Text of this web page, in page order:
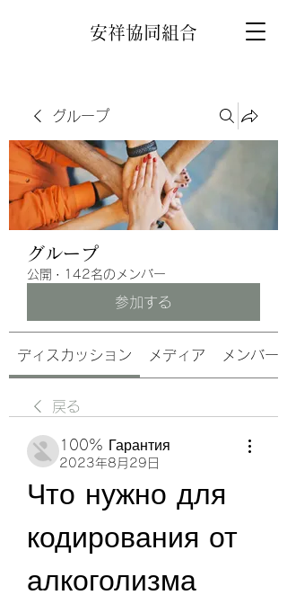
安祥協同組合
グループ
グループ
公開 · 142名のメンバー
参加する
ディスカッション メディア メンバー
戻る
100% Гарантия
2023年8月29日
Что нужно для
кодирования от
алкоголизма